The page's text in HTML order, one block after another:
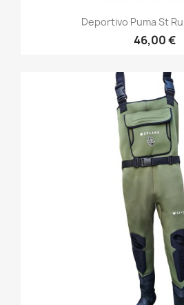
Deportivo Puma St
46,00 €